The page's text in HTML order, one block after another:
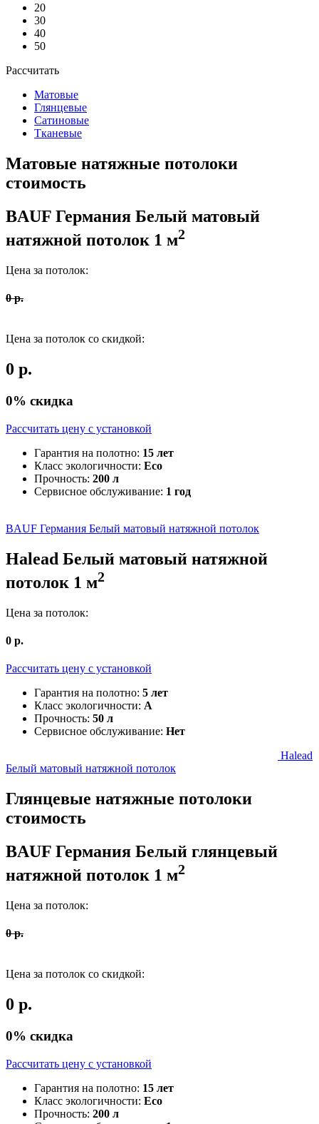
20
30
40
50
Рассчитать
Матовые
Глянцевые
Сатиновые
Тканевые
Матовые натяжные потолоки
стоимость
BAUF Германия Белый матовый
натяжной потолок 1 м2
Цена за потолок:
0р.
Цена за потолок со скидкой:
0 р.
0% скидка
Рассчитать цену c установкой
Гарантия на полотно: 15 лет
Класс экологичности: Eco
Прочность: 200 л
Сервисное обслуживание: 1 год
BAUF Германия Белый матовый натяжной потолок
Halead Белый матовый натяжной
потолок 1 м2
Цена за потолок:
0 р.
Рассчитать цену c установкой
Гарантия на полотно: 5 лет
Класс экологичности: А
Прочность: 50 л
Сервисное обслуживание: Нет
Halead
Белый матовый натяжной потолок
Глянцевые натяжные потолоки
стоимость
BAUF Германия Белый глянцевый
натяжной потолок 1 м2
Цена за потолок:
0р.
Цена за потолок со скидкой:
0 р.
0% скидка
Рассчитать цену c установкой
Гарантия на полотно: 15 лет
Класс экологичности: Eco
Прочность: 200 л